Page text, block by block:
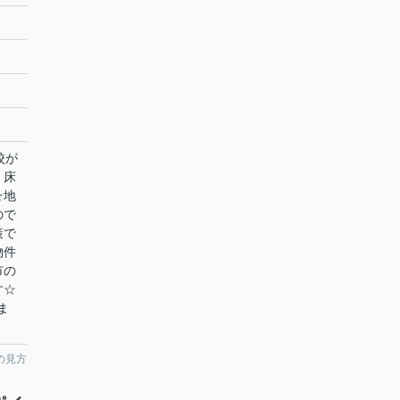
が
床
地
で
で
件
の
☆
見方